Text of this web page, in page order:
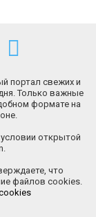
портал свежих и
Только важные
формате на
открытой
что
файлов cookies.